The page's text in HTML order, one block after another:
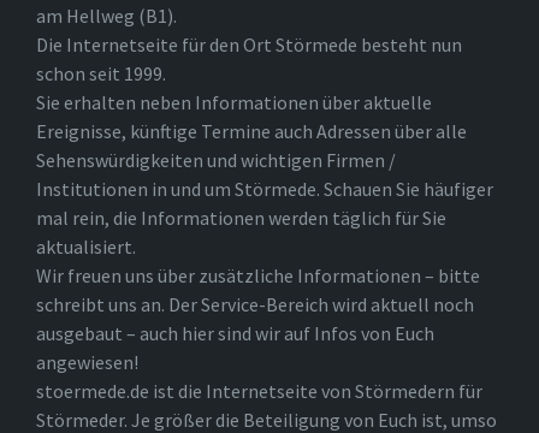
am Hellweg (B1).
Die Internetseite für den Ort Störmede besteht nun
schon seit 1999.
Sie erhalten neben Informationen über aktuelle
Ereignisse, künftige Termine auch Adressen über alle
Sehenswürdigkeiten und wichtigen Firmen /
Institutionen in und um Störmede. Schauen Sie häufiger
mal rein, die Informationen werden täglich für Sie
aktualisiert.
Wir freuen uns über zusätzliche Informationen – bitte
schreibt uns an. Der Service-Bereich wird aktuell noch
ausgebaut – auch hier sind wir auf Infos von Euch
angewiesen!
stoermede.de ist die Internetseite von Störmedern für
Störmeder. Je größer die Beteiligung von Euch ist, umso